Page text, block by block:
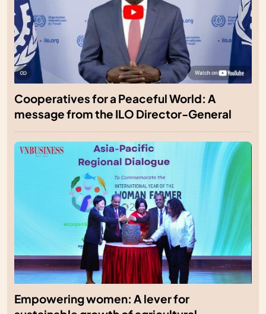
Cooperatives for a Peaceful World: A
message from the ILO Director-General
Empowering women: A lever for